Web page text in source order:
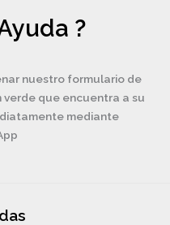
?
nuestro formulario de
que encuentra a su
mediante